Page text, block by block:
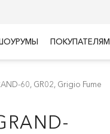
ПОКУПАТЕЛЯМ
60, GR02, Grigio Fume